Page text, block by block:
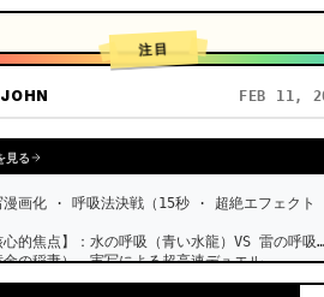
注目
FEB 11,
見る
漫画化 · 呼吸法決戦（15秒 · 超絶エフェクト
心的焦点】：水の呼吸（青い水龍）VS 雷の呼吸
金の稲妻）、実写による超高速デュエル。 …